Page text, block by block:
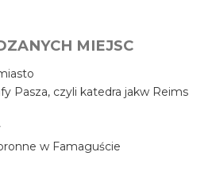
MIEJSC
Pasza, czyli katedra jakw Reims
w Famaguście